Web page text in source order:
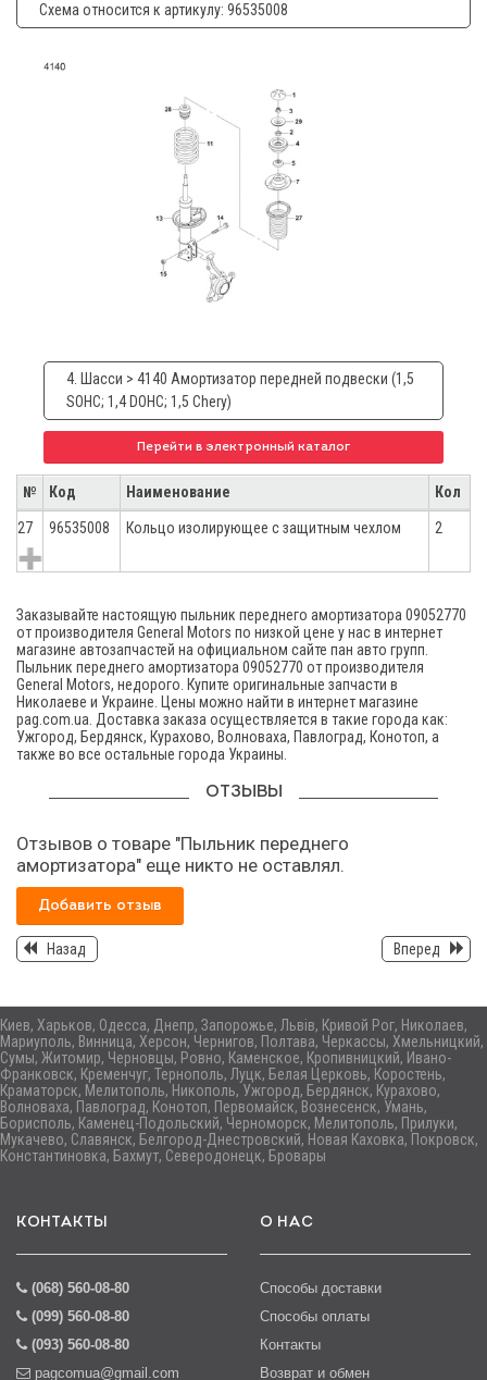
Схема относится к артикулу: 96535008
4. Шасси > 4140 Амортизатор передней подвески (1,5
SOHC; 1,4 DOHC; 1,5 Chery)
Перейти в электронный каталог
№ Код Наименование Кол
27 96535008 Кольцо изолирующее с защитным чехлом 2
Заказывайте настоящую пыльник переднего амортизатора 09052770
от производителя General Motors по низкой цене у нас в интернет
магазине автозапчастей на официальном сайте пан авто групп.
Пыльник переднего амортизатора 09052770 от производителя
General Motors, недорого. Купите оригинальные запчасти в
Николаеве и Украине. Цены можно найти в интернет магазине
pag.com.ua. Доставка заказа осуществляется в такие города как:
Ужгород, Бердянск, Курахово, Волноваха, Павлоград, Конотоп, а
также во все остальные города Украины.
ОТЗЫВЫ
Отзывов о товаре "Пыльник переднего
амортизатора" еще никто не оставлял.
Добавить отзыв
Назад Вперед
Киев, Харьков, Одесса, Днепр, Запорожье, Львів, Кривой Рог, Николаев,
Мариуполь, Винница, Херсон, Чернигов, Полтава, Черкассы, Хмельницкий,
Сумы, Житомир, Черновцы, Ровно, Каменское, Кропивницкий, Ивано-
Франковск, Кременчуг, Тернополь, Луцк, Белая Церковь, Коростень,
Краматорск, Мелитополь, Никополь, Ужгород, Бердянск, Курахово,
Волноваха, Павлоград, Конотоп, Первомайск, Вознесенск, Умань,
Борисполь, Каменец-Подольский, Черноморск, Мелитополь, Прилуки,
Мукачево, Славянск, Белгород-Днестровский, Новая Каховка, Покровск,
Константиновка, Бахмут, Северодонецк, Бровары
КОНТАКТЫ
(068) 560-08-80
(099) 560-08-80
(093) 560-08-80
pagcomua@gmail.com
О НАС
Способы доставки
Способы оплаты
Контакты
Возврат и обмен